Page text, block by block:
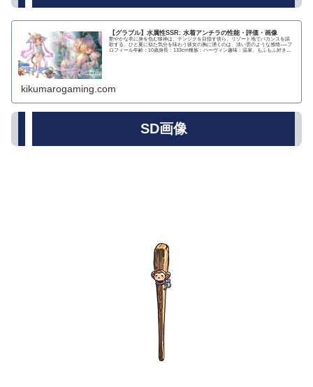
【グラブル】水属性SSR: 水着アンチラの性能・評価・画像
艶やかな衣に身を包む猿神は、テンジクを目指す傍ら、リゾート地でバカンスを謳
歌する。ひと夏に似た気分を味わう彼女の胸に湧くのは、淡い雲のような感情──プ
ロフィール年齢：10歳身長：133cm種族：ハーヴィン趣味：温泉、もふもふ好き：
kikumarogaming.com
SD画像